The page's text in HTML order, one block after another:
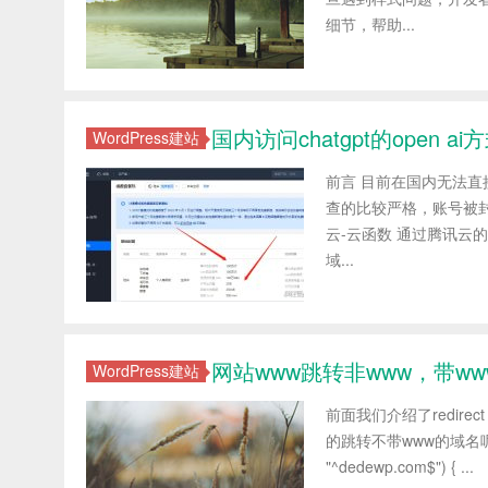
细节，帮助...
WordPress建站 国内访问chatgpt的open ai
前言 目前在国内无法
查的比较严格，账号被
云-云函数 通过腾讯云
域...
WordPress建站 网站www跳转非www，带
前面我们介绍了
的跳转不带www的域
"^dedewp.com$") { ...